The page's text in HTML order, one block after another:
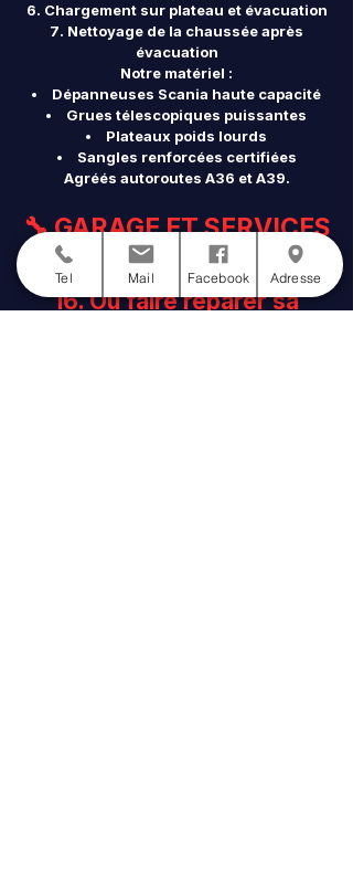
Chargement sur plateau et évacuation
Nettoyage de la chaussée après
évacuation
Notre matériel :
Dépanneuses Scania haute capacité
Grues télescopiques puissantes
Plateaux poids lourds
Sangles renforcées certifiées
Agréés autoroutes A36 et A39.
🔧 GARAGE ET SERVICES
16. Où faire réparer sa
Tel Mail Facebook Adresse